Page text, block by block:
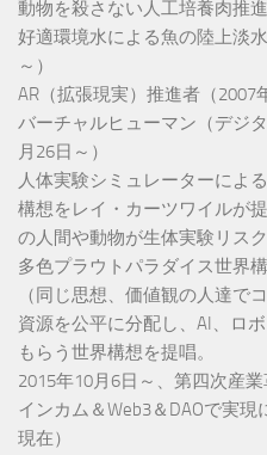
動物を殺さない人工培養肉推進
好適環境水による魚の陸上淡
～）
AR（拡張現実）推進者（2007
バーチャルヒューマン（デジ
月26日～）
人体実験シミュレーターによ
構想をレイ・カーツワイルが
の人間や動物が生体実験リス
多色プラウトパラダイス世界
（同じ思想、価値観の人達で
資源を公平に分配し、AI、ロ
もらう世界構想を提唱。
2015年10月6日～、第四次産
インカム＆Web3＆DAOで実
現在）